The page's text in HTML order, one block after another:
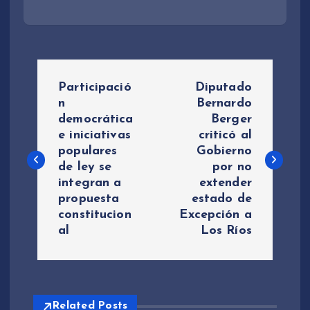
v
e
Participació
n
democrática
e iniciativas
populares
de ley se
integran a
propuesta
constitucion
al
Diputado
Bernardo
Berger
criticó al
Gobierno
por no
extender
estado de
Excepción a
Los Ríos
Related Posts